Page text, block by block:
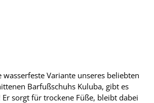
wasserfeste Variante unseres beliebten
Barfußschuhs Kuluba, gibt es
sorgt für trockene Füße, bleibt dabei